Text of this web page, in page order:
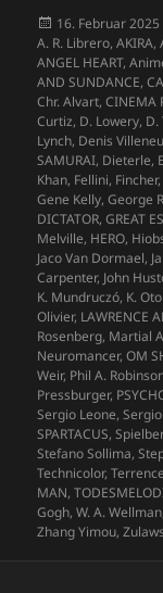
Veröffentlicht
am
16. Februar 2025
A. R. Librero,AKIRA,
ANGEL HEART,
AND SUNDANCE,
Chr. Alvart,CINEMA
Curtiz, D. Lowery, D.
Lynch, Denis
SAMURAI, Dieterle,
Khan, Fellini, Fincher,
Gene Kelly,George
DICTATOR,GREAT
Melville, HERO,
Jaco Van Dormael,
Carpenter, John
K. Mundruczó, K.
Olivier, LAWRENCE
Rosenberg, Martial
Neuromancer,OM
Weir, Phil A.
Pressburger,
Sergio Leone,
SPARTACUS,
Stefano Sollima,
Technicolor,
MAN,
Gogh,W. A. Wellman
Zhang Yimou,